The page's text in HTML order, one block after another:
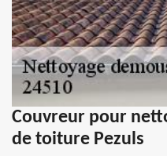
Couvreur pour
de toiture Pezuls